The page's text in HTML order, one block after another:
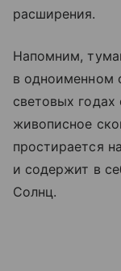
расширения.
Напомним,
в одноименном
световых годах
живописное
простирается
и содержит в
Солнц.